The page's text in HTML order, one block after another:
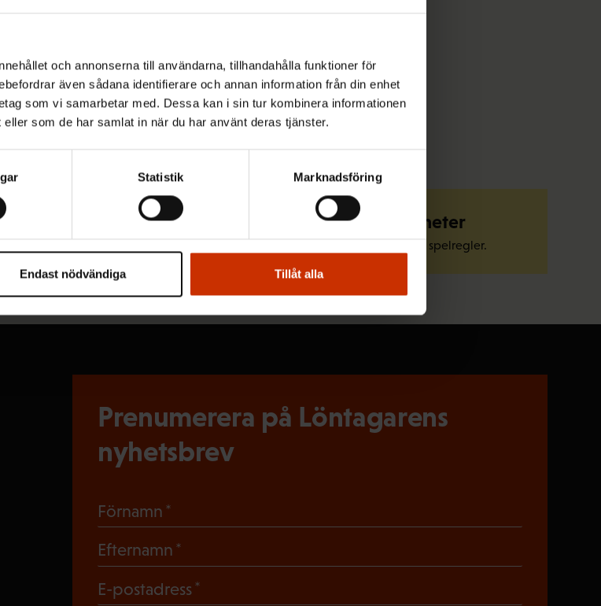
och annonserna till användarna, tillhandahålla funktioner för
även sådana identifierare och annan information från din enhet
som vi samarbetar med. Dessa kan i sin tur kombinera informationen
som de har samlat in när du har använt deras tjänster.
Statistik Marknadsföring
Endast nödvändiga Tillåt alla
vårt nyhetsbrev Känn till dina rättigheter
Bekanta dig med arbetslivets spelregler.
Prenumerera på Löntagarens
nyhetsbrev
Förnamn
Efternamn
E-postadress